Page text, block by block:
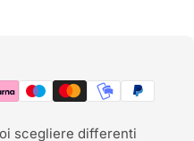
scegliere differenti